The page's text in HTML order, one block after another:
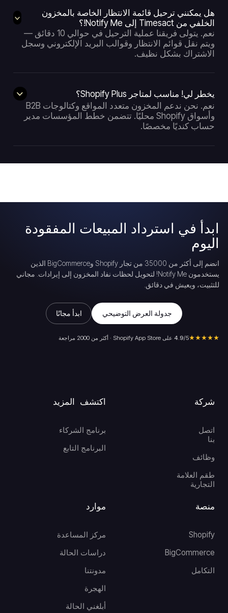
هل يمكنني ترحيل قائمة الانتظار الخاصة بالمخزون
الخلفي من Timesact إلى Notify Me!؟
نعم. يتولى فريقنا عملية الترحيل في حوالي 10 دقائق —
ويتم نقل قوائم الانتظار وقوالب البريد الإلكتروني وسجل
الاشتراك بشكل نظيف.
يخطر لي! مناسب لمتاجر Shopify Plus؟
نعم. نحن ندعم المخزون متعدد المواقع وكتالوجات B2B
وأسواق Shopify محليًا. تتضمن خطط المؤسسات مدير
حساب كنديًا مخصصًا.
ابدأ في استرداد المبيعات المفقودة
اليوم
انضم إلى أكثر من 35000 من تجار Shopify وBigCommerce الذين
يستخدمون Notify Me! لتحويل لحظات نفاد المخزون إلى إيرادات. مجاني
للتثبيت، ويعيش في دقائق.
جدولة العرض التوضيحي ابدأ مجانًا
★★★★★
4.9/5 على Shopify App Store · أكثر من 2000 مراجعة
شركة
اتصل
بنا
وظائف
طقم العلامة
التجارية
موارد
مركز المساعدة
دراسات الحالة
مدونتنا
الهجرة
أبلغني الحالة
اكتشف المزيد
برنامج الشركاء
البرنامج التابع
منصة
Shopify
BigCommerce
التكامل